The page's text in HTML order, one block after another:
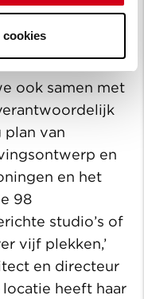
cookies
eigen
ook samen met
van
en
en het
98
studio’s of
vijf plekken,’
en directeur
locatie heeft haar